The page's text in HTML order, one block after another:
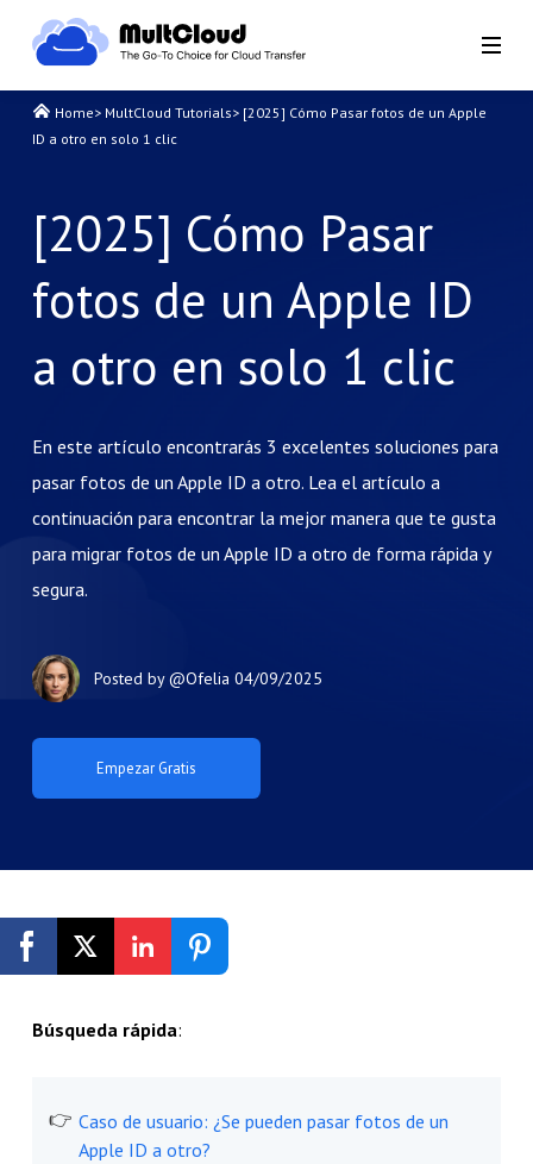
Home> MultCloud Tutorials> [2025] Cómo Pasar fotos de un Apple
ID a otro en solo 1 clic
[2025] Cómo Pasar
fotos de un Apple ID
a otro en solo 1 clic
En este artículo encontrarás 3 excelentes soluciones para
pasar fotos de un Apple ID a otro. Lea el artículo a
continuación para encontrar la mejor manera que te gusta
para migrar fotos de un Apple ID a otro de forma rápida y
segura.
Empezar Gratis
Posted by@Ofelia 04/09/2025
Búsqueda rápida:
Caso de usuario: ¿Se pueden pasar fotos de un
Apple ID a otro?